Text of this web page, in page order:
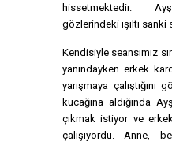
hissetmektedir.
gözlerindeki ışıltı sanki
Kendisiyle seansımız
yanındayken erkek
yarışmaya
kucağına aldığında
çıkmak istiyor ve
çalışıyordu. Anne,